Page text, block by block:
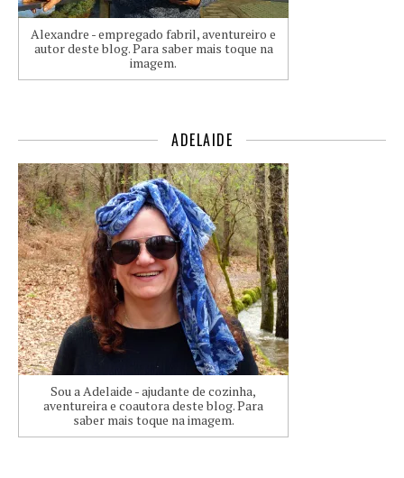
Alexandre - empregado fabril, aventureiro e
autor deste blog. Para saber mais toque na
imagem.
ADELAIDE
Sou a Adelaide - ajudante de cozinha,
aventureira e coautora deste blog. Para
saber mais toque na imagem.